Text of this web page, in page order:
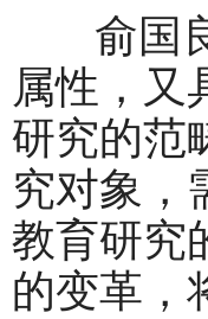
俞国良
属性，又
研究的范
究对象，
教育研究
的变革，